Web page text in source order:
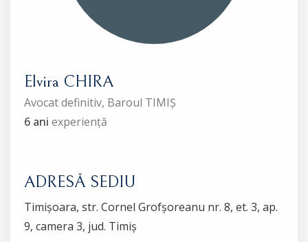
Elvira CHIRA
Avocat definitiv, Baroul TIMIȘ
6 ani experiență
ADRESĂ SEDIU
Timișoara, str. Cornel Grofșoreanu nr. 8, et. 3, ap.
9, camera 3, jud. Timiș